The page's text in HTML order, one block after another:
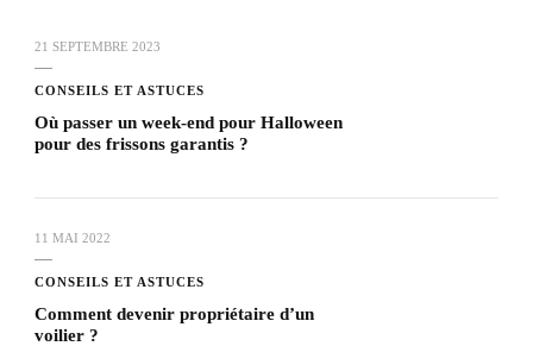
21 SEPTEMBRE 2023
CONSEILS ET ASTUCES
Où passer un week-end pour Halloween
pour des frissons garantis ?
11 MAI 2022
CONSEILS ET ASTUCES
Comment devenir propriétaire d’un
voilier ?